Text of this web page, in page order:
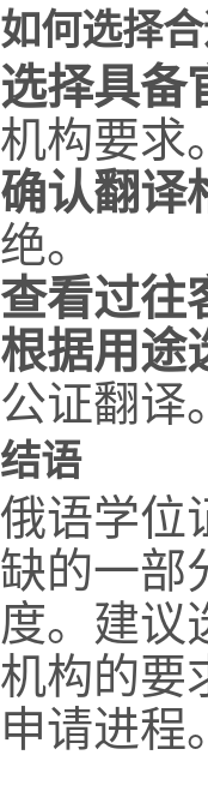
如何选择
选择具备
机构要求。
确认翻译
绝。
查看过往
根据用途
公证翻译。
结语
俄语学位
缺的一部
度。建议
机构的要
申请进程。